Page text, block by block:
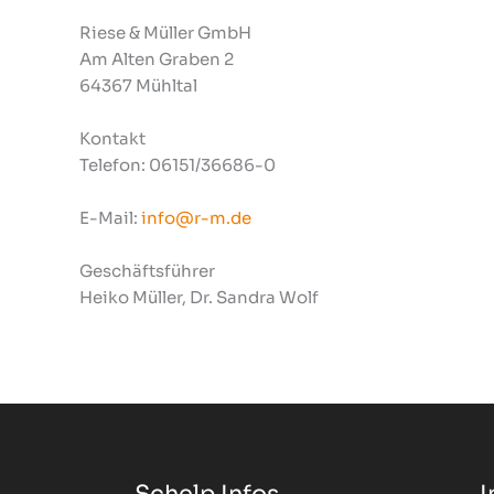
Riese & Müller GmbH
Am Alten Graben 2
64367 Mühltal
Kontakt
Telefon: 06151/36686-0
E-Mail: info@r-m.de
Geschäftsführer
Heiko Müller, Dr. Sandra Wolf